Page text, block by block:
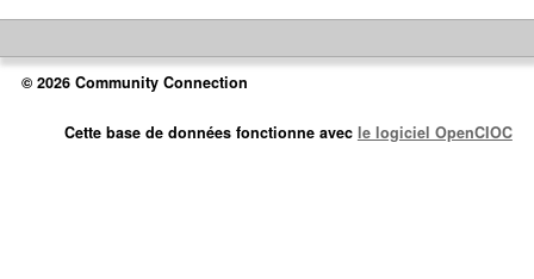
© 2026 Community Connection
Cette base de données fonctionne avec le logiciel OpenCIOC